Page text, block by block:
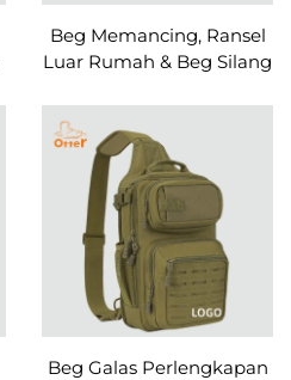
Beg Memancing, Ransel
Luar Rumah & Beg Silang
Beg Galas Perlengkapan